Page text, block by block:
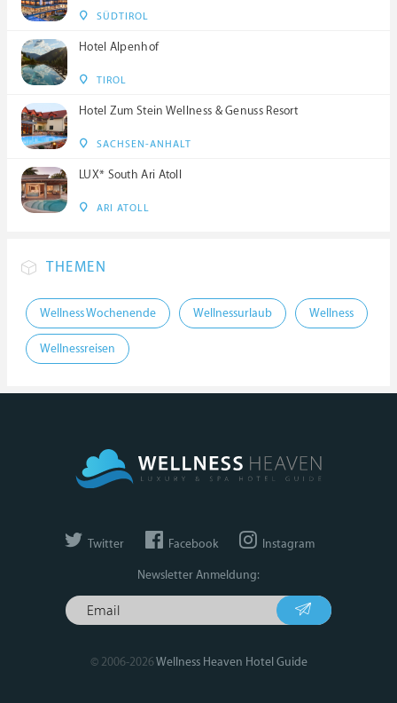
SÜDTIROL
Hotel Alpenhof
TIROL
Hotel Zum Stein Wellness & Genuss Resort
SACHSEN-ANHALT
LUX* South Ari Atoll
ARI ATOLL
THEMEN
Wellness Wochenende Wellnessurlaub Wellness
Wellnessreisen
Twitter Facebook Instagram
Newsletter Anmeldung:
© 2006-2026Wellness Heaven Hotel Guide